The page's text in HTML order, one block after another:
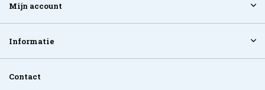
Mijn account
Informatie
Contact